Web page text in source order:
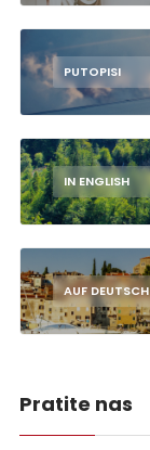
PUTOPISI
IN ENGLISH
AUF DEUTSCH
Pratite nas